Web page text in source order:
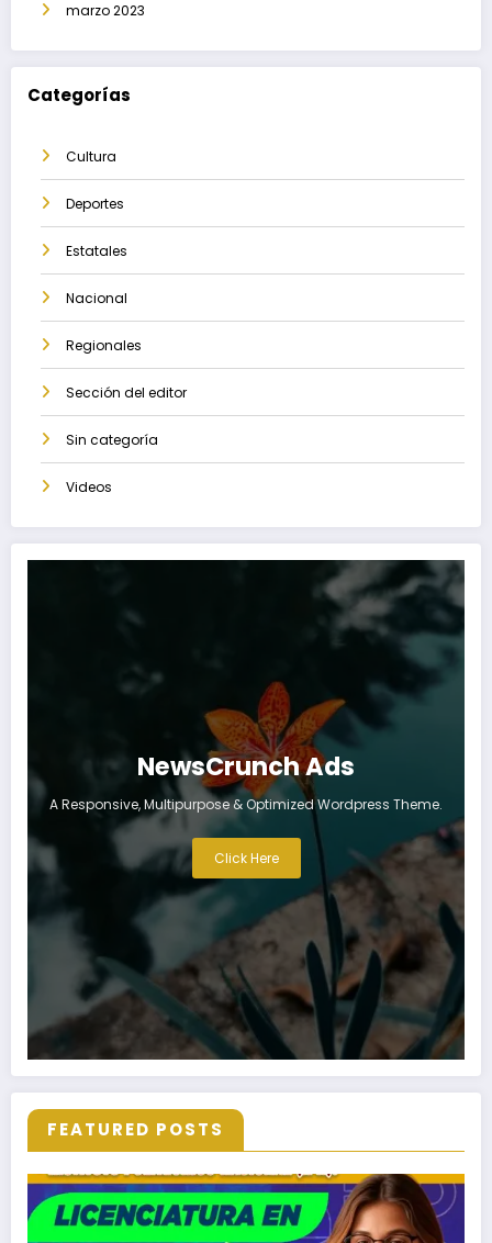
marzo 2023
Categorías
Cultura
Deportes
Estatales
Nacional
Regionales
Sección del editor
Sin categoría
Videos
NewsCrunch Ads
A Responsive, Multipurpose & Optimized Wordpress Theme.
Click Here
FEATURED POSTS